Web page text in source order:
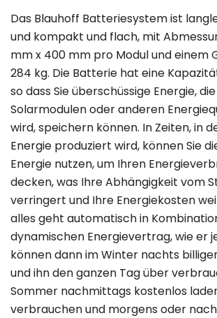
Das Blauhoff Batteriesystem ist
und kompakt und flach, mit
mm x 400 mm pro Modul und einem
284 kg. Die Batterie hat eine
so dass Sie überschüssige Energie,
Solarmodulen oder anderen
wird, speichern können. In Zeiten, in
Energie produziert wird, können Sie
Energie nutzen, um Ihren
decken, was Ihre Abhängigkeit vom
verringert und Ihre Energiekosten
alles geht automatisch in
dynamischen Energievertrag, wie er
können dann im Winter nachts
und ihn den ganzen Tag über
Sommer nachmittags kostenlos
verbrauchen und morgens oder